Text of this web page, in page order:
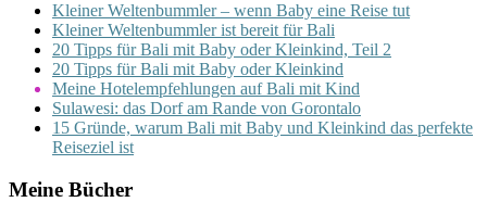
Kleiner Weltenbummler – wenn Baby eine Reise tut
Kleiner Weltenbummler ist bereit für Bali
20 Tipps für Bali mit Baby oder Kleinkind, Teil 2
20 Tipps für Bali mit Baby oder Kleinkind
Meine Hotelempfehlungen auf Bali mit Kind
Sulawesi: das Dorf am Rande von Gorontalo
15 Gründe, warum Bali mit Baby und Kleinkind das perfekte
Reiseziel ist
Meine Bücher